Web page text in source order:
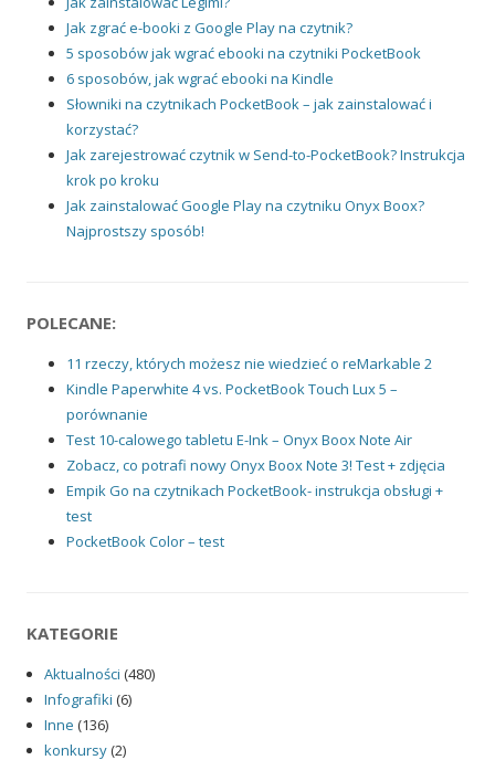
Jak zgrać e-booki z Google Play na czytnik?
5 sposobów jak wgrać ebooki na czytniki PocketBook
6 sposobów, jak wgrać ebooki na Kindle
Słowniki na czytnikach PocketBook – jak zainstalować i
korzystać?
Jak zarejestrować czytnik w Send-to-PocketBook? Instrukcja
krok po kroku
Jak zainstalować Google Play na czytniku Onyx Boox?
Najprostszy sposób!
POLECANE:
11 rzeczy, których możesz nie wiedzieć o reMarkable 2
Kindle Paperwhite 4 vs. PocketBook Touch Lux 5 –
porównanie
Test 10-calowego tabletu E-Ink – Onyx Boox Note Air
Zobacz, co potrafi nowy Onyx Boox Note 3! Test + zdjęcia
Empik Go na czytnikach PocketBook- instrukcja obsługi +
test
PocketBook Color – test
KATEGORIE
Aktualności (480)
Infografiki (6)
Inne (136)
konkursy(2)